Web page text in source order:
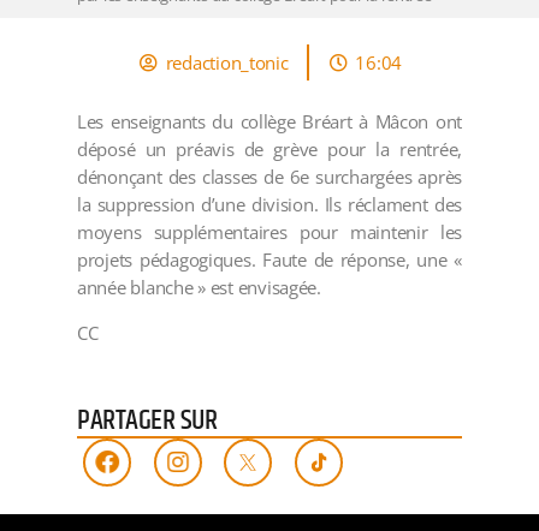
redaction_tonic 16:04
Les enseignants du collège Bréart à Mâcon ont
déposé un préavis de grève pour la rentrée,
dénonçant des classes de 6e surchargées après
la suppression d’une division. Ils réclament des
moyens supplémentaires pour maintenir les
projets pédagogiques. Faute de réponse, une «
année blanche » est envisagée.
CC
PARTAGER SUR